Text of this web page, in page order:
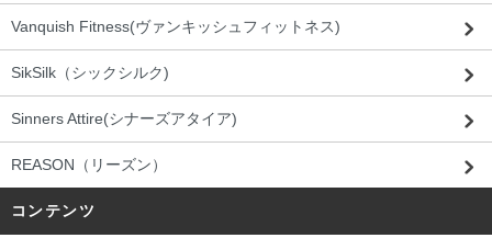
Vanquish Fitness(ヴァンキッシュフィットネス)
SikSilk（シックシルク)
Sinners Attire(シナーズアタイア)
REASON（リーズン）
コンテンツ